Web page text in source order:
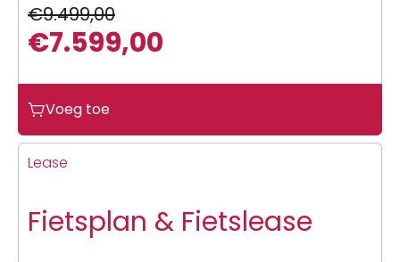
€9.499,00
prijs
was:
€9.499,00.
€7.599,00
prijs
is:
€7.599,00.
Voeg toe
Lease
Fietsplan & Fietslease